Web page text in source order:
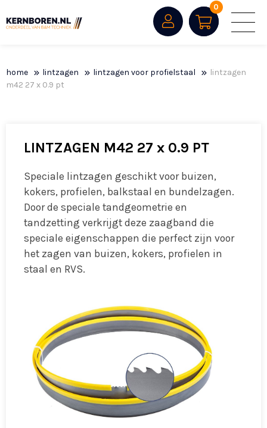
0
home lintzagen lintzagen voor profielstaal
lintzagen
m42 27 x 0.9 pt
LINTZAGEN M42 27 x 0.9 PT
Speciale lintzagen geschikt voor buizen,
kokers, profielen, balkstaal en bundelzagen.
Door de speciale tandgeometrie en
tandzetting verkrijgt deze zaagband die
speciale eigenschappen die perfect zijn voor
het zagen van buizen, kokers, profielen in
staal en RVS.